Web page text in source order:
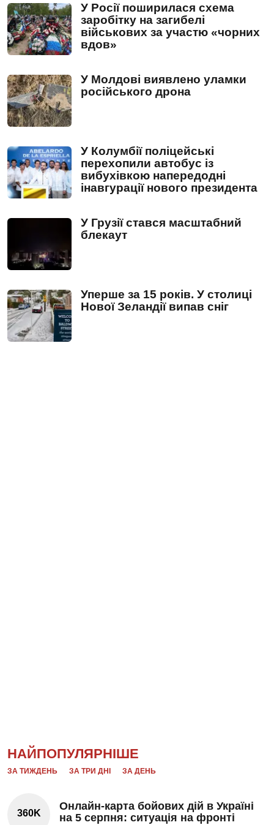
У Росії поширилася схема
заробітку на загибелі
військових за участю «чорних
вдов»
У Молдові виявлено уламки
російського дрона
У Колумбії поліцейські
перехопили автобус із
вибухівкою напередодні
інавгурації нового президента
У Грузії стався масштабний
блекаут
Уперше за 15 років. У столиці
Нової Зеландії випав сніг
НАЙПОПУЛЯРНІШЕ
ЗА ТИЖДЕНЬ ЗА ТРИ ДНІ ЗА ДЕНЬ
360K
Онлайн-карта бойових дій в Україні
на 5 серпня: ситуація на фронті